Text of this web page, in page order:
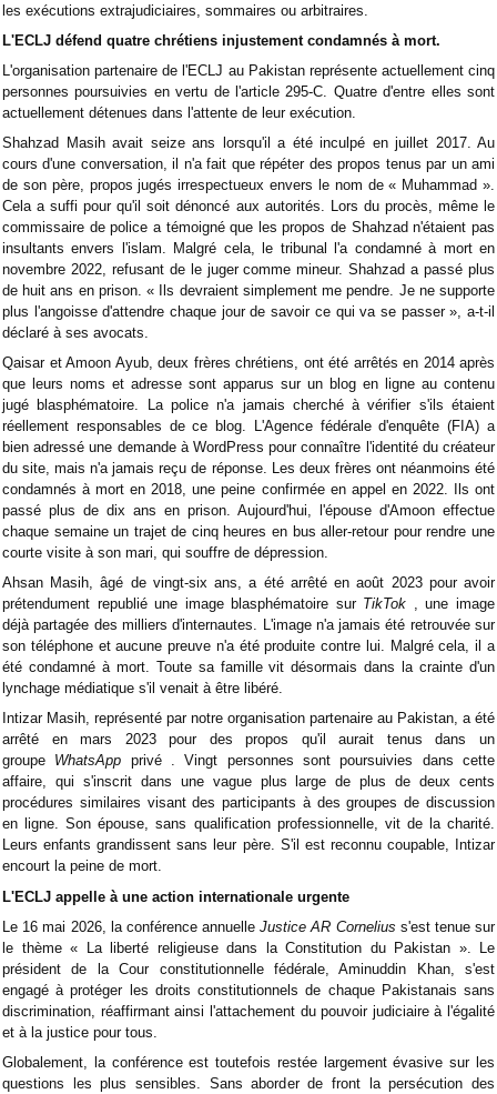
les exécutions extrajudiciaires, sommaires ou arbitraires.
L'ECLJ défend quatre chrétiens injustement condamnés à mort.
L'organisation partenaire de l'ECLJ au Pakistan représente actuellement cinq
personnes poursuivies en vertu de l'article 295-C. Quatre d'entre elles sont
actuellement détenues dans l'attente de leur exécution.
Shahzad Masih avait seize ans lorsqu'il a été inculpé en juillet 2017. Au
cours d'une conversation, il n'a fait que répéter des propos tenus par un ami
de son père, propos jugés irrespectueux envers le nom de « Muhammad ».
Cela a suffi pour qu'il soit dénoncé aux autorités. Lors du procès, même le
commissaire de police a témoigné que les propos de Shahzad n'étaient pas
insultants envers l'islam. Malgré cela, le tribunal l'a condamné à mort en
novembre 2022, refusant de le juger comme mineur. Shahzad a passé plus
de huit ans en prison. « Ils devraient simplement me pendre. Je ne supporte
plus l'angoisse d'attendre chaque jour de savoir ce qui va se passer », a-t-il
déclaré à ses avocats.
Qaisar et Amoon Ayub, deux frères chrétiens, ont été arrêtés en 2014 après
que leurs noms et adresse sont apparus sur un blog en ligne au contenu
jugé blasphématoire. La police n'a jamais cherché à vérifier s'ils étaient
réellement responsables de ce blog. L'Agence fédérale d'enquête (FIA) a
bien adressé une demande à WordPress pour connaître l'identité du créateur
du site, mais n'a jamais reçu de réponse. Les deux frères ont néanmoins été
condamnés à mort en 2018, une peine confirmée en appel en 2022. Ils ont
passé plus de dix ans en prison. Aujourd'hui, l'épouse d'Amoon effectue
chaque semaine un trajet de cinq heures en bus aller-retour pour rendre une
courte visite à son mari, qui souffre de dépression.
Ahsan Masih, âgé de vingt-six ans, a été arrêté en août 2023 pour avoir
prétendument republié une image blasphématoire sur TikTok , une image
déjà partagée des milliers d'internautes. L'image n'a jamais été retrouvée sur
son téléphone et aucune preuve n'a été produite contre lui. Malgré cela, il a
été condamné à mort. Toute sa famille vit désormais dans la crainte d'un
lynchage médiatique s'il venait à être libéré.
Intizar Masih, représenté par notre organisation partenaire au Pakistan, a été
arrêté en mars 2023 pour des propos qu'il aurait tenus dans un
groupe WhatsApp privé . Vingt personnes sont poursuivies dans cette
affaire, qui s'inscrit dans une vague plus large de plus de deux cents
procédures similaires visant des participants à des groupes de discussion
en ligne. Son épouse, sans qualification professionnelle, vit de la charité.
Leurs enfants grandissent sans leur père. S'il est reconnu coupable, Intizar
encourt la peine de mort.
L'ECLJ appelle à une action internationale urgente
Le 16 mai 2026, la conférence annuelleJustice AR Cornelius s'est tenue sur
le thème « La liberté religieuse dans la Constitution du Pakistan ». Le
président de la Cour constitutionnelle fédérale, Aminuddin Khan, s'est
engagé à protéger les droits constitutionnels de chaque Pakistanais sans
discrimination, réaffirmant ainsi l'attachement du pouvoir judiciaire à l'égalité
et à la justice pour tous.
Globalement, la conférence est toutefois restée largement évasive sur les
questions les plus sensibles. Sans aborder de front la persécution des